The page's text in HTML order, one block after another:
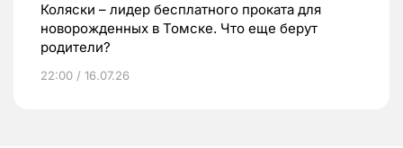
Коляски – лидер бесплатного проката для
новорожденных в Томске. Что еще берут
родители?
22:00 / 16.07.26